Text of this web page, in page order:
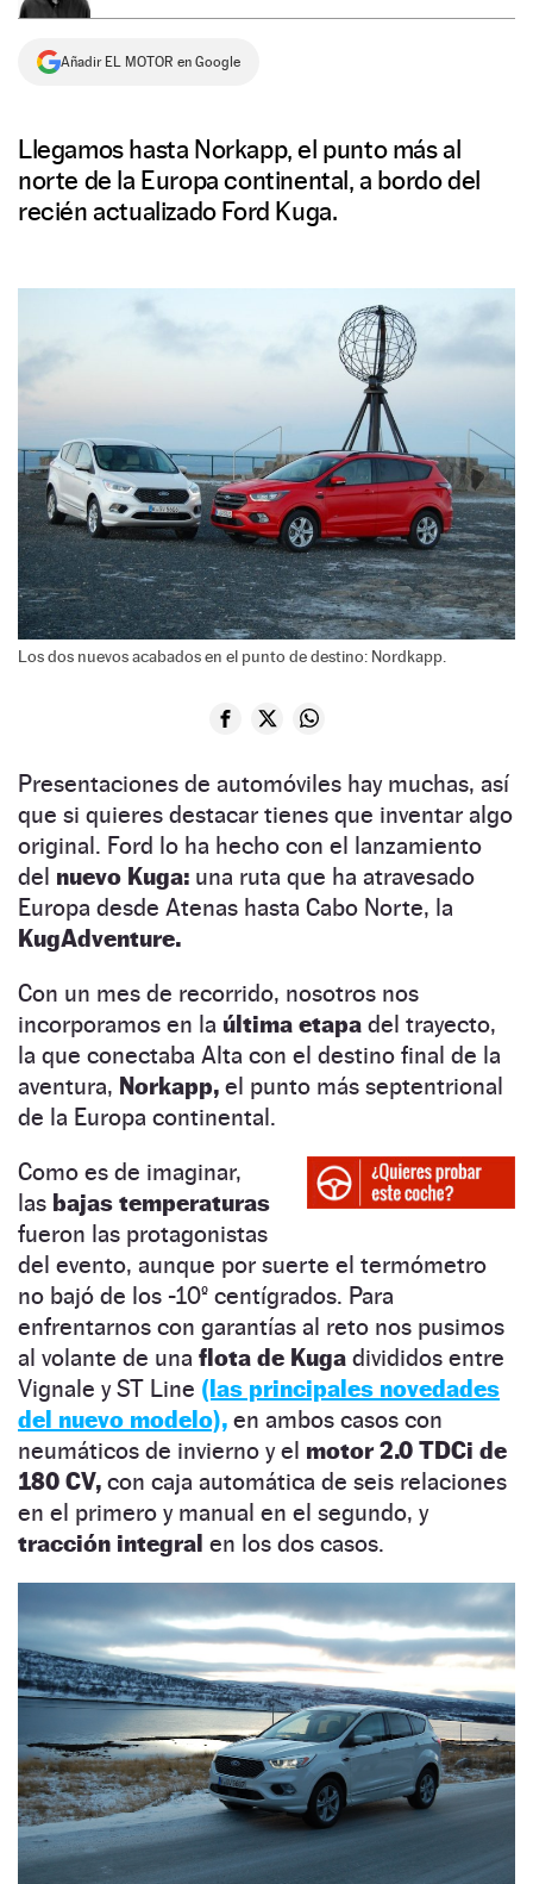
Añadir EL MOTOR en Google
Llegamos hasta Norkapp, el punto más al
norte de la Europa continental, a bordo del
recién actualizado Ford Kuga.
Los dos nuevos acabados en el punto de destino: Nordkapp.
Presentaciones de automóviles hay muchas, así
que si quieres destacar tienes que inventar algo
original. Ford lo ha hecho con el lanzamiento
del nuevo Kuga: una ruta que ha atravesado
Europa desde Atenas hasta Cabo Norte, la
KugAdventure.
Con un mes de recorrido, nosotros nos
incorporamos en la última etapa del trayecto,
la que conectaba Alta con el destino final de la
aventura, Norkapp, el punto más septentrional
de la Europa continental.
Como es de imaginar,
las bajas temperaturas
fueron las protagonistas
del evento, aunque por suerte el termómetro
no bajó de los -10º centígrados. Para
enfrentarnos con garantías al reto nos pusimos
al volante de una flota de Kuga divididos entre
Vignale y ST Line (las principales novedades
del nuevo modelo), en ambos casos con
neumáticos de invierno y el motor 2.0 TDCi de
180 CV, con caja automática de seis relaciones
en el primero y manual en el segundo, y
tracción integral en los dos casos.